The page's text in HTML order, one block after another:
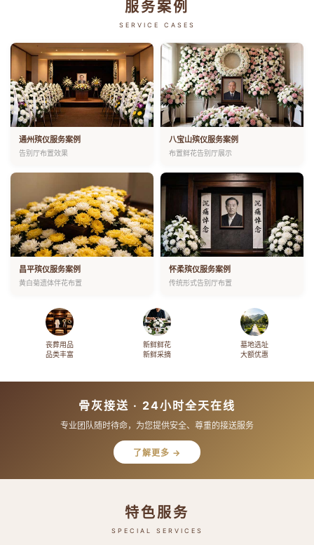
服务案例
SERVICE CASES
通州殡仪服务案例
告别厅布置效果
八宝山殡仪服务案例
布置鲜花告别厅展示
昌平殡仪服务案例
黄白菊遗体伴花布置
怀柔殡仪服务案例
传统形式告别厅布置
丧葬用品
品类丰富
新鲜鲜花
新鲜采摘
墓地选址
大额优惠
骨灰接送 · 24小时全天在线
专业团队随时待命，为您提供安全、尊重的接送服务
了解更多 →
特色服务
SPECIAL SERVICES